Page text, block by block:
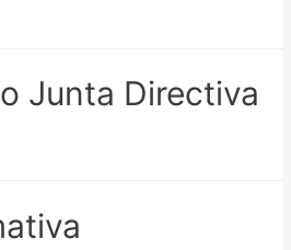
Junta Directiva